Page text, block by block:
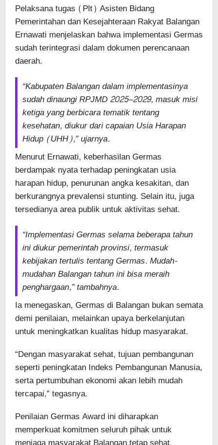
Pelaksana tugas (Plt) Asisten Bidang
Pemerintahan dan Kesejahteraan Rakyat Balangan
Ernawati menjelaskan bahwa implementasi Germas
sudah terintegrasi dalam dokumen perencanaan
daerah.
“Kabupaten Balangan dalam implementasinya
sudah dinaungi RPJMD 2025–2029, masuk misi
ketiga yang berbicara tematik tentang
kesehatan, diukur dari capaian Usia Harapan
Hidup (UHH),” ujarnya.
Menurut Ernawati, keberhasilan Germas
berdampak nyata terhadap peningkatan usia
harapan hidup, penurunan angka kesakitan, dan
berkurangnya prevalensi stunting. Selain itu, juga
tersedianya area publik untuk aktivitas sehat.
“Implementasi Germas selama beberapa tahun
ini diukur pemerintah provinsi, termasuk
kebijakan tertulis tentang Germas. Mudah-
mudahan Balangan tahun ini bisa meraih
penghargaan,” tambahnya.
Ia menegaskan, Germas di Balangan bukan semata
demi penilaian, melainkan upaya berkelanjutan
untuk meningkatkan kualitas hidup masyarakat.
“Dengan masyarakat sehat, tujuan pembangunan
seperti peningkatan Indeks Pembangunan Manusia,
serta pertumbuhan ekonomi akan lebih mudah
tercapai,” tegasnya.
Penilaian Germas Award ini diharapkan
memperkuat komitmen seluruh pihak untuk